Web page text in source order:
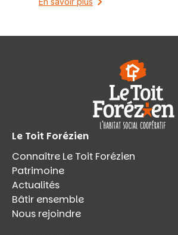
Le Toit Forézien
Connaître Le Toit Forézien
Patrimoine
Actualités
Bâtir ensemble
Nous rejoindre